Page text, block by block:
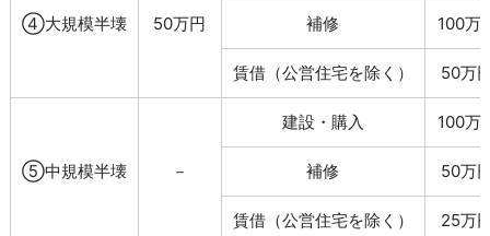
④大規模半壊 50万円 補修 100万
賃借（公営住宅を除く） 50万
⑤中規模半壊 －
建設・購入 100万
補修 50万
賃借（公営住宅を除く） 25万